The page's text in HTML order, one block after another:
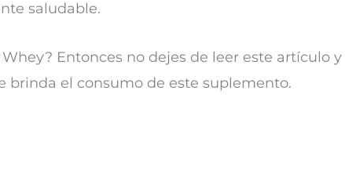
saludable.
Entonces no dejes de leer este artículo y
brinda el consumo de este suplemento.